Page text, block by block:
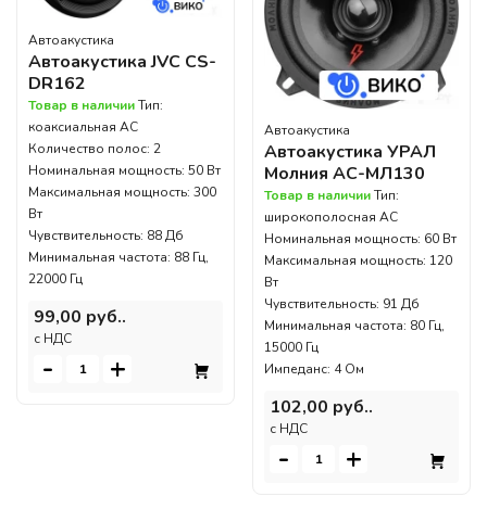
Автоакустика
Автоакустика JVC CS-
DR162
Товар в наличииТип:
коаксиальная АС
Количество полос: 2
Номинальная мощность: 50 Вт
Максимальная мощность: 300
Вт
Чувствительность: 88 Дб
Минимальная частота: 88 Гц,
22000 Гц
99,00 руб..
c НДС
- +
Автоакустика
Автоакустика УРАЛ
Молния АС-МЛ130
Товар в наличииТип:
широкополосная АС
Номинальная мощность: 60 Вт
Максимальная мощность: 120
Вт
Чувствительность: 91 Дб
Минимальная частота: 80 Гц,
15000 Гц
Импеданс: 4 Ом
102,00 руб..
c НДС
- +